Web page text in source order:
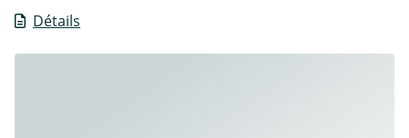
Détails